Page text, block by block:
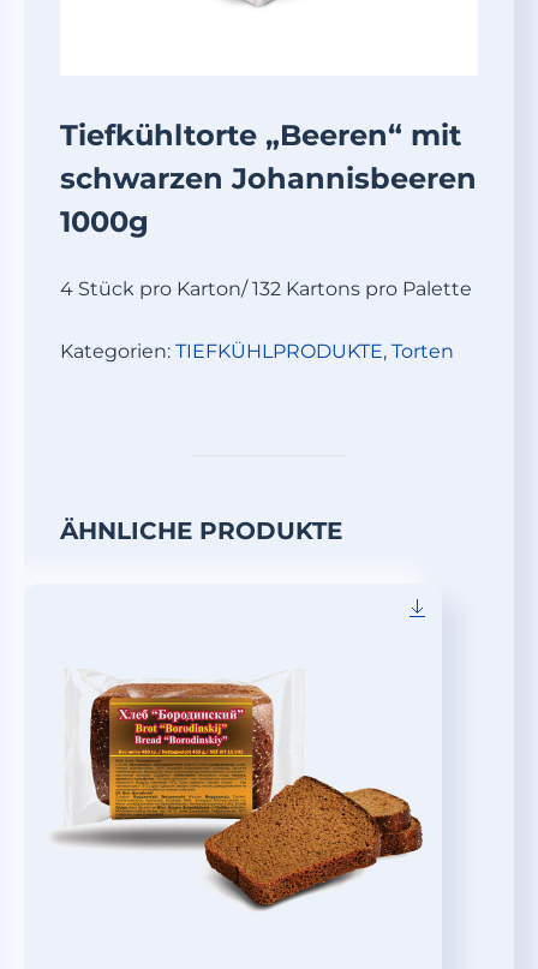
Tiefkühltorte „Beeren“ mit
schwarzen Johannisbeeren
1000g
4 Stück pro Karton/ 132 Kartons pro Palette
Kategorien: TIEFKÜHLPRODUKTE, Torten
ÄHNLICHE PRODUKTE